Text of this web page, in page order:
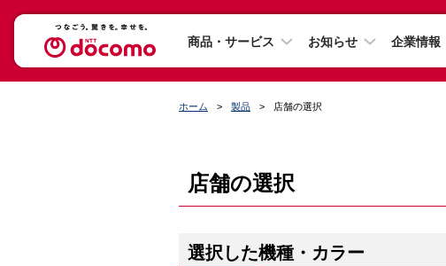
商品・サービス お知らせ 企業情報
ホーム 製品 店舗の選択
店舗の選択
選択した機種・カラー